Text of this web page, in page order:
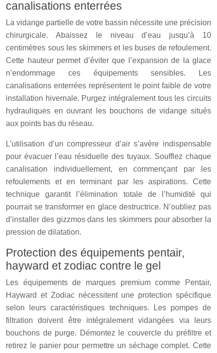
canalisations enterrées
La vidange partielle de votre bassin nécessite une précision
chirurgicale. Abaissez le niveau d’eau jusqu’à 10
centimètres sous les skimmers et les buses de refoulement.
Cette hauteur permet d’éviter que l’expansion de la glace
n’endommage ces équipements sensibles. Les
canalisations enterrées représentent le point faible de votre
installation hivernale. Purgez intégralement tous les circuits
hydrauliques en ouvrant les bouchons de vidange situés
aux points bas du réseau.
L’utilisation d’un compresseur d’air s’avère indispensable
pour évacuer l’eau résiduelle des tuyaux. Soufflez chaque
canalisation individuellement, en commençant par les
refoulements et en terminant par les aspirations. Cette
technique garantit l’élimination totale de l’humidité qui
pourrait se transformer en glace destructrice. N’oubliez pas
d’installer des gizzmos dans les skimmers pour absorber la
pression de dilatation.
Protection des équipements pentair,
hayward et zodiac contre le gel
Les équipements de marques premium comme Pentair,
Hayward et Zodiac nécessitent une protection spécifique
selon leurs caractéristiques techniques. Les pompes de
filtration doivent être intégralement vidangées via leurs
bouchons de purge. Démontez le couvercle du préfiltre et
retirez le panier pour permettre un séchage complet. Cette